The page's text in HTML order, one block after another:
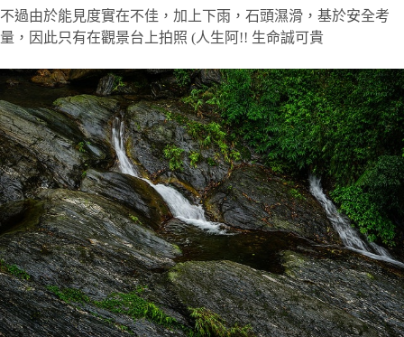
不過由於能見度實在不佳，加上下雨，石頭濕滑，基於安全考
量，因此只有在觀景台上拍照 (人生阿!! 生命誠可貴